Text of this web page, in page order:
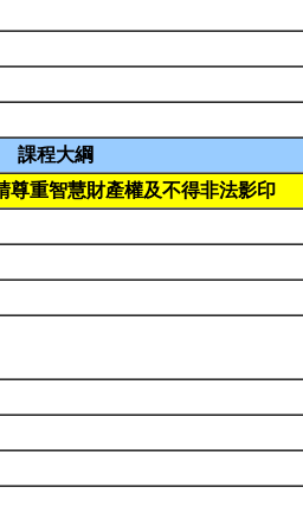
課程大綱
尊重智慧財產權及不得非法影印